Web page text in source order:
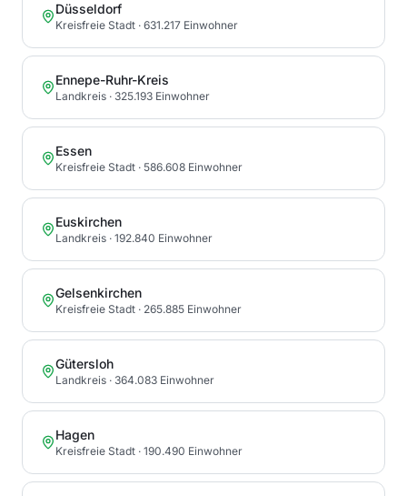
Düsseldorf
Kreisfreie Stadt · 631.217 Einwohner
Ennepe-Ruhr-Kreis
Landkreis · 325.193 Einwohner
Essen
Kreisfreie Stadt · 586.608 Einwohner
Euskirchen
Landkreis · 192.840 Einwohner
Gelsenkirchen
Kreisfreie Stadt · 265.885 Einwohner
Gütersloh
Landkreis · 364.083 Einwohner
Hagen
Kreisfreie Stadt · 190.490 Einwohner